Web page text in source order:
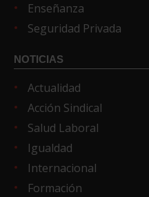
Enseñanza
Seguridad Privada
NOTICIAS
Actualidad
Acción Sindical
Salud Laboral
Igualdad
Internacional
Formación